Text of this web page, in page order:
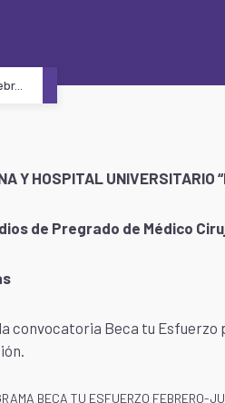
Y HOSPITAL UNIVERSITARIO
de Pregrado de Médico
convocatoria Beca tu
BECA TU ESFUERZO FEBRERO-